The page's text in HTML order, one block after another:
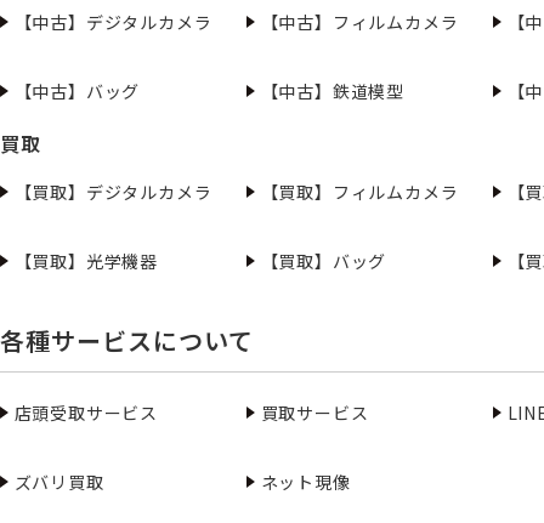
【中古】デジタルカメラ 【中古】フィルムカメラ 【
【中古】バッグ 【中古】鉄道模型 【
買取
【買取】デジタルカメラ 【買取】フィルムカメラ 【
【買取】光学機器 【買取】バッグ 【
各種サービスについて
店頭受取サービス 買取サービス
ズバリ買取 ネット現像